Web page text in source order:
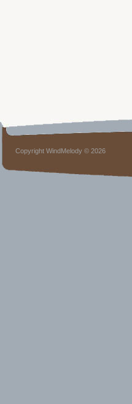
Copyright WindMelody © 2026